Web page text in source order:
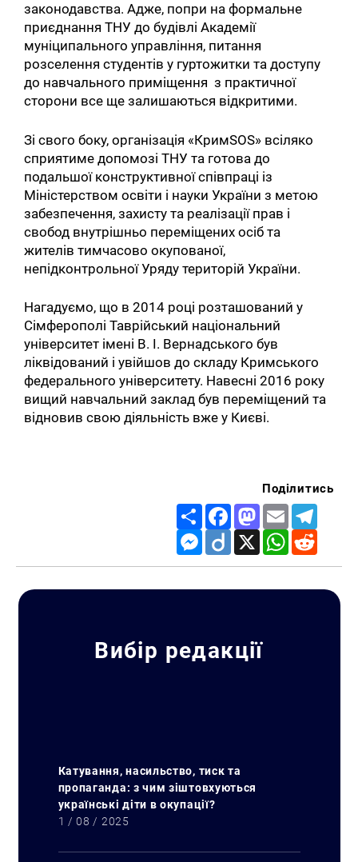
законодавства. Адже, попри на формальне
приєднання ТНУ до будівлі Академії
муніципального управління, питання
розселення студентів у гуртожитки та доступу
до навчального приміщення з практичної
сторони все ще залишаються відкритими.
Зі свого боку, організація «КримSOS» всіляко
сприятиме допомозі ТНУ та готова до
подальшої конструктивної співпраці із
Міністерством освіти і науки України з метою
забезпечення, захисту та реалізації прав і
свобод внутрішньо переміщених осіб та
жителів тимчасово окупованої,
непідконтрольної Уряду територій України.
Нагадуємо, що в 2014 році розташований у
Сімферополі Таврійський національний
університет імені В. І. Вернадського був
ліквідований і увійшов до складу Кримського
федерального університету. Навесні 2016 року
вищий навчальний заклад був переміщений та
відновив свою діяльність вже у Києві.
Поділитись
Share FacebookMastodon
Email
Messenger
Diigo X WhatsApp
Вибір редакції
Катування, насильство, тиск та
пропаганда: з чим зіштовхуються
українські діти в окупації?
1 / 08 / 2025